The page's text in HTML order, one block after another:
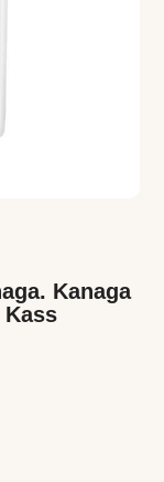
Kanaga
Kass